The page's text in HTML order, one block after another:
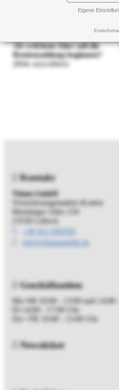
Eigene
Ab welchem Alter soll die
Rentenzahlung beginnen?
(Bitte auswählen)
Kontakt
Timm GmbH
Versicherungsmakler-Kontor
Moislinger Allee 218
23558 Lübeck
+49 451 899500
info[at]timmgmbh.de
Geschäftszeiten
Mo+Mi 10:00 - 13:00 und 14:00
Di 14:00 - 17:00 Uhr
Do+ FR 10:00 - 13:00 Uhr
Newsticker